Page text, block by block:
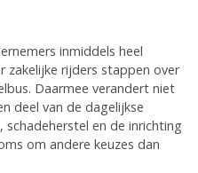
inmiddels heel
zakelijke rijders stappen over
Daarmee verandert niet
deel van de dagelijkse
en de inrichting
om andere keuzes dan